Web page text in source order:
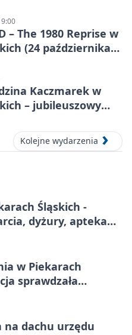
– The 1980 Reprise w
(24 października
Kaczmarek w
– jubileuszowy
Kolejne wydarzenia
Śląskich -
dyżury, apteka
w Piekarach
sprawdzała
dachu urzędu